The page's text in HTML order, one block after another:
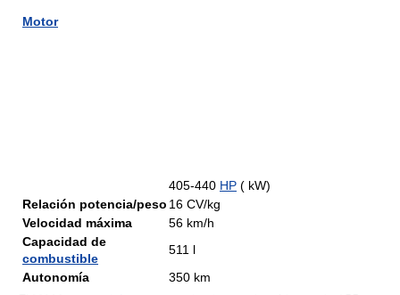
Motor
405-440 HP ( kW)
Relación potencia/peso 16 CV/kg
Velocidad máxima
56 km/h
Capacidad de
combustible
511 l
Autonomía
350 km